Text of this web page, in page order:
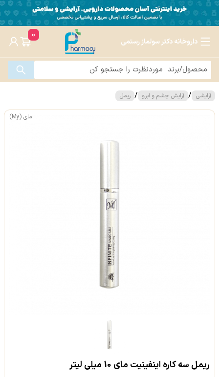
داروخانه دکتر سولماز رستمی
0
آرایشی / آرایش چشم و ابرو / ریمل
مای (My)
ریمل سه کاره اینفینیت مای 10 میلی لیتر